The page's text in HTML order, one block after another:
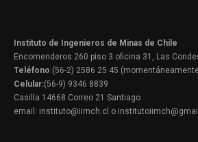
Instituto de Ingenieros de Minas de Chile
Encomenderos 260 piso 3 oficina 31, Las
Teléfono:(56-2) 2586 25 45
Celular:(56-9) 9346 8839
Casilla 14668 Correo 21 Santiago
email: instituto@iimch.cl o